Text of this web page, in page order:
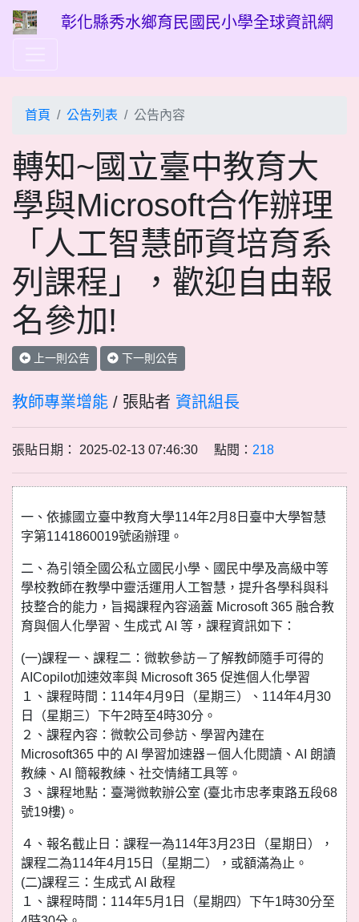
彰化縣秀水鄉育民國民小學全球資訊網
首頁 公告列表 公告內容
轉知~國立臺中教育大
學與Microsoft合作辦理
「人工智慧師資培育系
列課程」，歡迎自由報
名參加!
上一則公告 下一則公告
教師專業增能 / 張貼者 資訊組長
張貼日期： 2025-02-13 07:46:30 點閱： 218
一、依據國立臺中教育大學114年2月8日臺中大學智慧
字第1141860019號函辦理。
二、為引領全國公私立國民小學、國民中學及高級中等
學校教師在教學中靈活運用人工智慧，提升各學科與科
技整合的能力，旨揭課程內容涵蓋 Microsoft 365 融合教
育與個人化學習、生成式 AI 等，課程資訊如下：
(一)課程一、課程二：微軟參訪－了解教師隨手可得的
AICopilot加速效率與 Microsoft 365 促進個人化學習
１、課程時間：114年4月9日（星期三）、114年4月30
日（星期三）下午2時至4時30分。
２、課程內容：微軟公司參訪、學習內建在
Microsoft365 中的 AI 學習加速器－個人化閱讀、AI 朗讀
教練、AI 簡報教練、社交情緒工具等。
３、課程地點：臺灣微軟辦公室 (臺北市忠孝東路五段68
號19樓)。
４、報名截止日：課程一為114年3月23日（星期日），
課程二為114年4月15日（星期二），或額滿為止。
(二)課程三：生成式 AI 啟程
１、課程時間：114年5月1日（星期四）下午1時30分至